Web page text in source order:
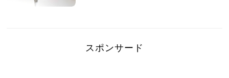
スポンサード